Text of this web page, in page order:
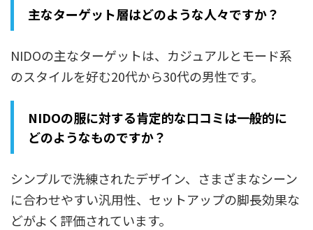
主なターゲット層はどのような人々ですか？
NIDOの主なターゲットは、カジュアルとモード系
のスタイルを好む20代から30代の男性です。
NIDOの服に対する肯定的な口コミは一般的に
どのようなものですか？
シンプルで洗練されたデザイン、さまざまなシーン
に合わせやすい汎用性、セットアップの脚長効果な
どがよく評価されています。